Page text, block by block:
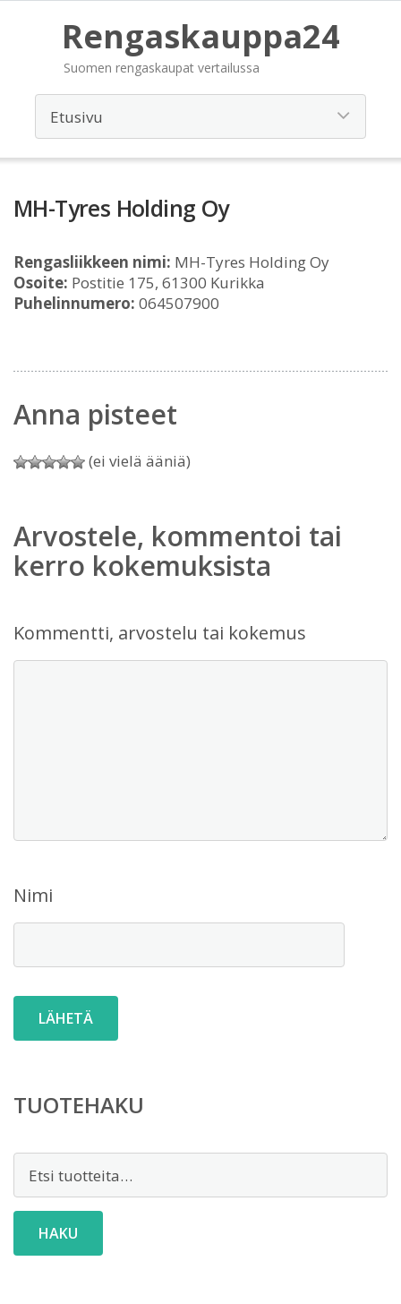
Rengaskauppa24
Suomen rengaskaupat vertailussa
MH-Tyres Holding Oy
Rengasliikkeen nimi: MH-Tyres Holding Oy
Osoite: Postitie 175, 61300 Kurikka
Puhelinnumero: 064507900
Anna pisteet
(ei vielä ääniä)
Arvostele, kommentoi tai
kerro kokemuksista
Kommentti, arvostelu tai kokemus
Nimi
TUOTEHAKU
HAKU